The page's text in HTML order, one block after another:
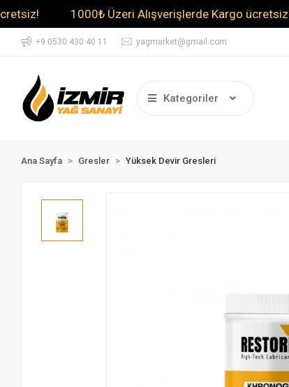
1000₺ Üzeri Alışverişlerde Kargo ücretsiz!
+9 0530 430 40 11 yagmarket@gmail.com
Kategoriler
Ana Sayfa Gresler Yüksek Devir Gresleri